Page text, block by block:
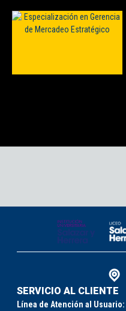
SERVICIO AL CLIENTE
Línea de Atención al Usuario: